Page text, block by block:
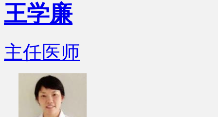
王学廉
主任医师